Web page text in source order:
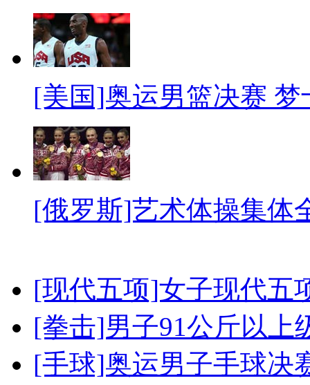
[美国]奥运男篮决赛
[俄罗斯]艺术体操集体
[现代五项]女子现代五
[拳击]男子91公斤以上
[手球]奥运男子手球决